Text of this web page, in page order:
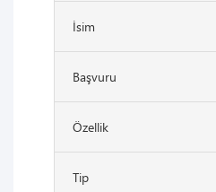
İsim
Başvuru
Özellik
Tip